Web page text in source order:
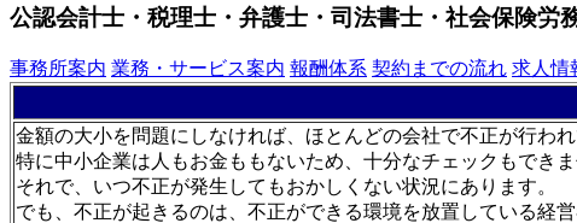
公認会計士・税理士・弁護士・司法書士・社会保険労
事務所案内 業務・サービス案内 報酬体系 契約までの流れ 求人情
金額の大小を問題にしなければ、ほとんどの会社で不正が行わ
特に中小企業は人もお金ももないため、十分なチェックもできま
それで、いつ不正が発生してもおかしくない状況にあります。
でも、不正が起きるのは、不正ができる環境を放置している経営